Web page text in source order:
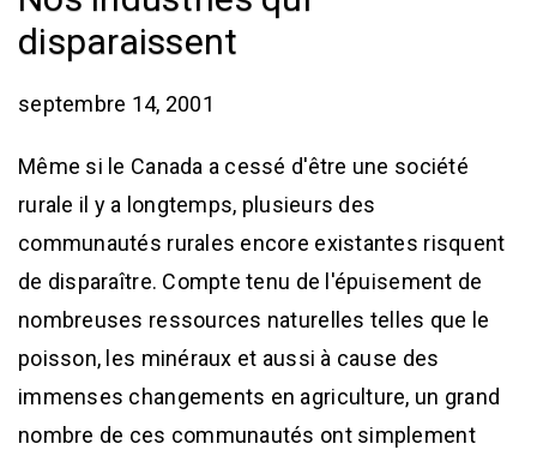
disparaissent
septembre 14, 2001
Même si le Canada a cessé d'être une société
rurale il y a longtemps, plusieurs des
communautés rurales encore existantes risquent
de disparaître. Compte tenu de l'épuisement de
nombreuses ressources naturelles telles que le
poisson, les minéraux et aussi à cause des
immenses changements en agriculture, un grand
nombre de ces communautés ont simplement